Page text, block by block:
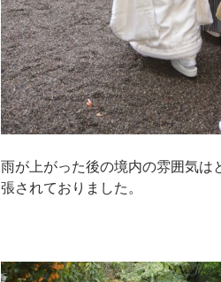
雨が上がった後の境内の雰囲気は
張されておりました。